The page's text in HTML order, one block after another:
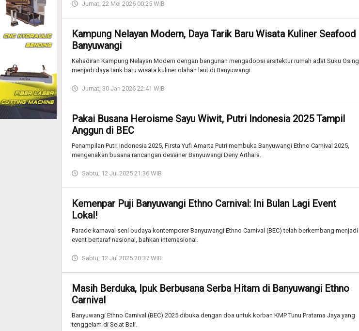
Jumat, 22 Mei 2026 00:25 WIB
Kampung Nelayan Modern, Daya Tarik Baru Wisata Kuliner Seafood
Banyuwangi
Kehadiran Kampung Nelayan Modern dengan bangunan mengadopsi arsitektur rumah adat Suku Osing,
menjadi daya tarik baru wisata kuliner olahan laut di Banyuwangi.
Jumat, 30 Jan 2026 22:41 WIB
Pakai Busana Heroisme Sayu Wiwit, Putri Indonesia 2025 Tampil
Anggun di BEC
Penampilan Putri Indonesia 2025, Firsta Yufi Amarta Putri membuka Banyuwangi Ethno Carnival 2025,
mengenakan busana rancangan desainer Banyuwangi Deny Arthara.
Sabtu, 12 Jul 2025 21:36 WIB
Kemenpar Puji Banyuwangi Ethno Carnival: Ini Bulan Lagi Event
Lokal!
Parade karnaval seni budaya kontemporer Banyuwangi Ethno Carnival (BEC) telah berkembang menjadi
event bertaraf nasional, bahkan internasional.
Sabtu, 12 Jul 2025 20:37 WIB
Masih Berduka, Ipuk Berbusana Serba Hitam di Banyuwangi Ethno
Carnival
Banyuwangi Ethno Carnival (BEC) 2025 dibuka dengan doa untuk korban KMP Tunu Pratama Jaya yang
tenggelam di Selat Bali.